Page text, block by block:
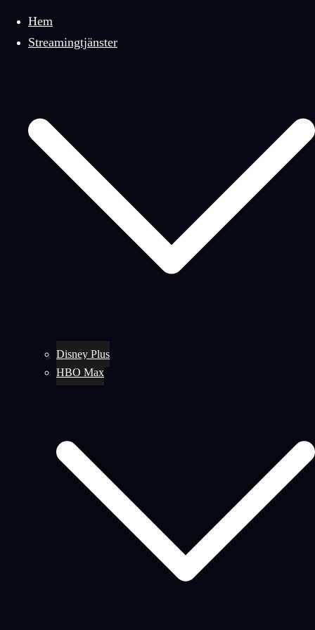
Hem
Streamingtjänster
Disney Plus
HBO Max